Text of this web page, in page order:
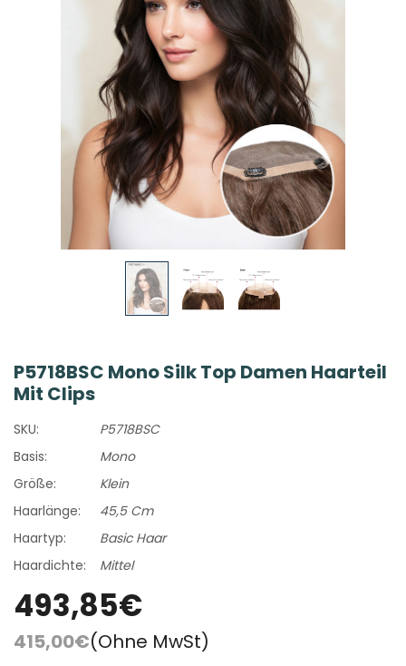
P5718BSC Mono Silk Top Damen Haarteil
Mit Clips
SKU:
P5718BSC
Basis:
Mono
Größe:
Klein
Haarlänge:
45,5 Cm
Haartyp:
Basic Haar
Haardichte:
Mittel
493,85€
415,00€(Ohne MwSt)